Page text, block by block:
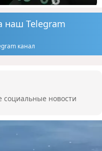
наш Telegram
канал
новости